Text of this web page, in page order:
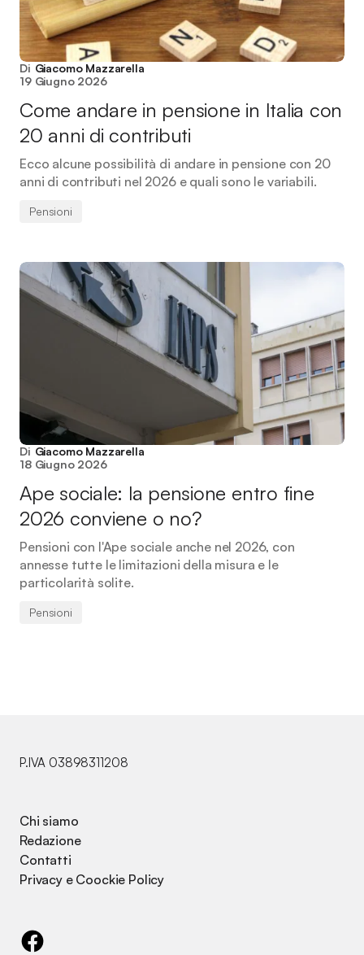
Di Giacomo Mazzarella
19 Giugno 2026
Come andare in pensione in Italia con
20 anni di contributi
Ecco alcune possibilità di andare in pensione con 20
anni di contributi nel 2026 e quali sono le variabili.
Pensioni
Di Giacomo Mazzarella
18 Giugno 2026
Ape sociale: la pensione entro fine
2026 conviene o no?
Pensioni con l'Ape sociale anche nel 2026, con
annesse tutte le limitazioni della misura e le
particolarità solite.
Pensioni
P.IVA 03898311208
Chi siamo
Redazione
Contatti
Privacy e Coockie Policy